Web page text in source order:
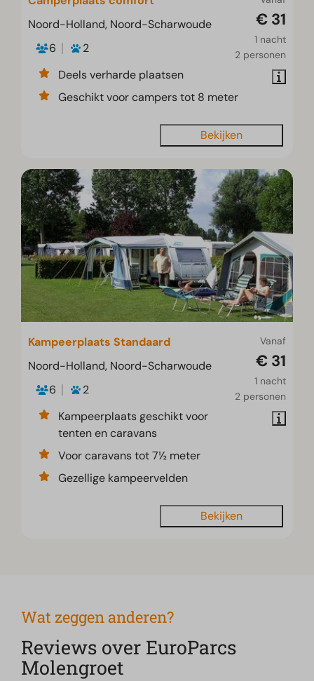
€ 31
1 nacht
2 personen
Noord-Holland, Noord-Scharwoude
6
2
Deels verharde plaatsen
Geschikt voor campers tot 8 meter
Bekijken
Vanaf
€ 31
1 nacht
2 personen
Kampeerplaats Standaard
Noord-Holland, Noord-Scharwoude
6
2
Kampeerplaats geschikt voor
tenten en caravans
Voor caravans tot 7½ meter
Gezellige kampeervelden
Bekijken
Wat zeggen anderen?
Reviews over EuroParcs
Molengroet